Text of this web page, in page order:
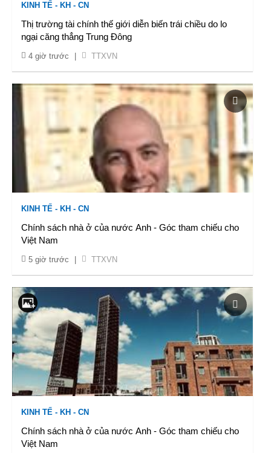
KINH TẾ - KH - CN
Thị trường tài chính thế giới diễn biến trái chiều do lo
ngại căng thẳng Trung Đông
4 giờ trước TTXVN
KINH TẾ - KH - CN
Chính sách nhà ở của nước Anh - Góc tham chiếu cho
Việt Nam
5 giờ trước TTXVN
KINH TẾ - KH - CN
Chính sách nhà ở của nước Anh - Góc tham chiếu cho
Việt Nam